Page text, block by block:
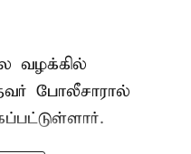
வழக்கில்
போலீசாரால்